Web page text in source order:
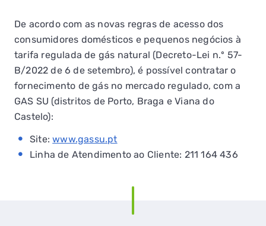
De acordo com as novas regras de acesso dos
consumidores domésticos e pequenos negócios à
tarifa regulada de gás natural (Decreto-Lei n.º 57-
B/2022 de 6 de setembro), é possível contratar o
fornecimento de gás no mercado regulado, com a
GAS SU (distritos de Porto, Braga e Viana do
Castelo):
Site:www.gassu.pt
Linha de Atendimento ao Cliente: 211 164 436